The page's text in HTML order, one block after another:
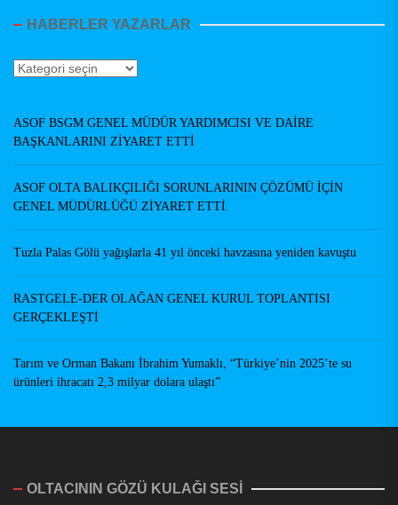
HABERLER YAZARLAR
Haberler
ASOF BSGM GENEL MÜDÜR YARDIMCISI VE DAİRE
BAŞKANLARINI ZİYARET ETTİ
ASOF OLTA BALIKÇILIĞI SORUNLARININ ÇÖZÜMÜ İÇİN
GENEL MÜDÜRLÜĞÜ ZİYARET ETTİ.
Tuzla Palas Gölü yağışlarla 41 yıl önceki havzasına yeniden kavuştu
RASTGELE-DER OLAĞAN GENEL KURUL TOPLANTISI
GERÇEKLEŞTİ
Tarım ve Orman Bakanı İbrahim Yumaklı, “Türkiye’nin 2025’te su
ürünleri ihracatı 2,3 milyar dolara ulaştı”
OLTACININ GÖZÜ KULAĞI SESİ